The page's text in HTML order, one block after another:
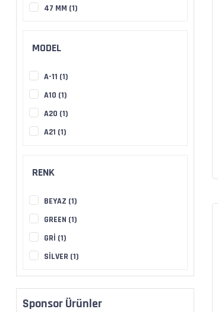
47 MM (1)
MODEL
A-11 (1)
A10 (1)
A20 (1)
A21 (1)
A31(A307) (1)
A41 (A407) (1)
A50 (1)
A51 (1)
A70 (1)
A71(A707) (1)
S10 SM-G970 (1)
RENK
BEYAZ (1)
GREEN (1)
GRİ (1)
SİLVER (1)
Sponsor Ürünler